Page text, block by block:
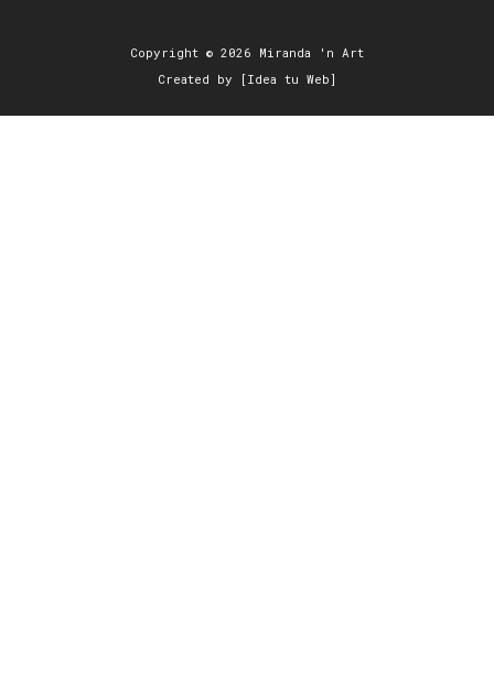
Copyright © 2026 Miranda 'n Art
Created by [Idea tu Web]